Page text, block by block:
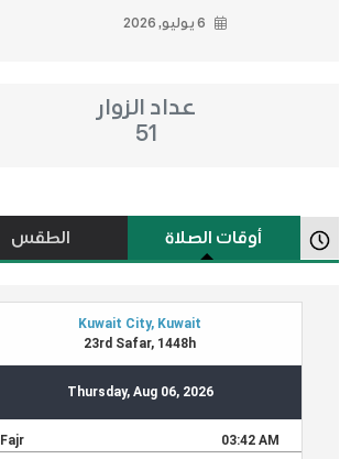
6 يوليو, 2026
عداد الزوار
51
أوقات الصلاة الطقس